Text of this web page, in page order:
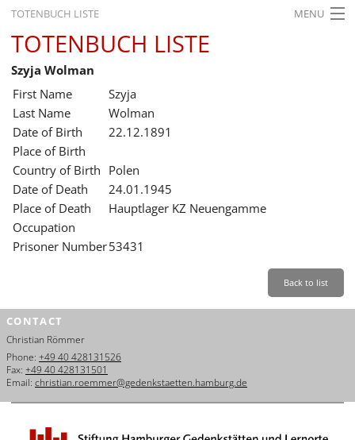
TOTENBUCH LISTE MENU
STARTSEITE
AUSSTELLUNGEN
GESCHICHTE
BILDUNG
FORSCHUNG
SERVICE
Leichte Sprache
Dansk
Español
TOTENBUCH LISTE
Szyja Wolman
First Name
Szyja
Last Name
Wolman
Date of Birth
22.12.1891
Place of Birth
Country of Birth Polen
Date of Death
24.01.1945
Place of Death
Hauptlager KZ Neuengamme
Occupation
Prisoner Number53431
Back to list
CONTACT
Christian Römmer
Phone: +49 40 428131526
Fax: +49 40 428131501
Email: christian.roemmer@gedenkstaetten.hamburg.de